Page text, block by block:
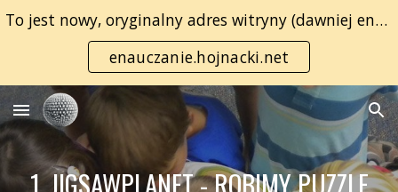
Skip to main content Skip to navigation
To jest nowy, oryginalny adres witryny (dawniej enauczanie.com):
enauczanie.hojnacki.net
1. JIGSAWPLANET - ROBIMY PUZZLE